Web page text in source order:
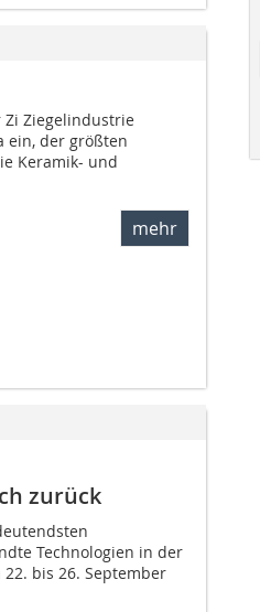
Zi Ziegelindustrie
ein, der größten
Keramik- und
mehr
zurück
Technologien in der
bis 26. September